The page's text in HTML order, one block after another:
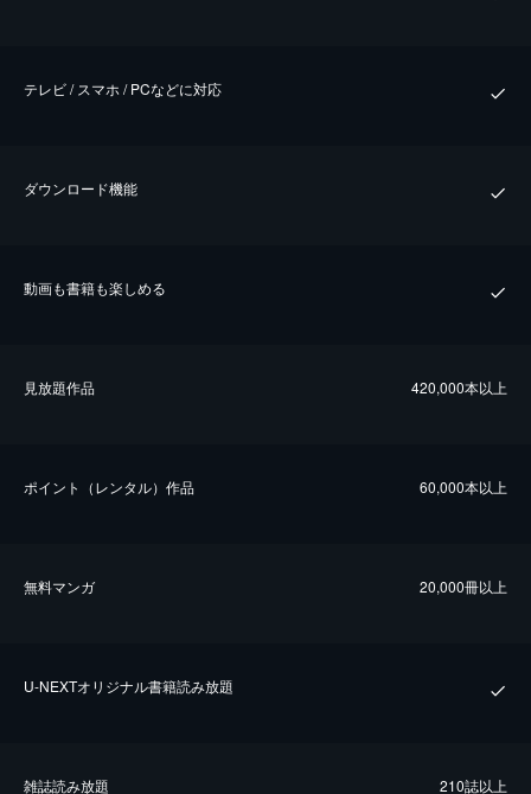
テレビ / スマホ / PCなどに対応
ダウンロード機能
動画も書籍も楽しめる
⾒放題作品 420,000本以上
ポイント（レンタル）作品 60,000本以上
無料マンガ 20,000冊以上
U-NEXTオリジナル書籍読み放題
雑誌読み放題 210誌以上